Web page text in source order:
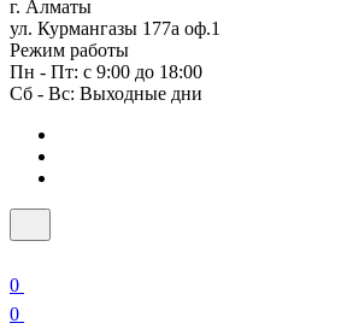
г. Алматы
ул. Курмангазы 177а оф.1
Режим работы
Пн - Пт: с 9:00 до 18:00
Сб - Вс: Выходные дни
0
0